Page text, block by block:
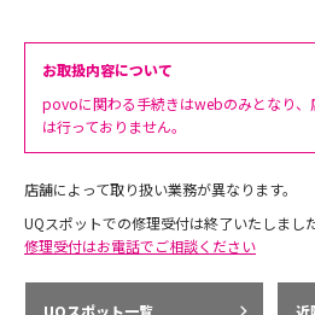
お取扱内容について
povoに関わる手続きはwebのみとなり、
は行っておりません。
店舗によって取り扱い業務が異なります。
UQスポットでの修理受付は終了いたしました
修理受付はお電話でご相談ください
UQスポット一覧 近